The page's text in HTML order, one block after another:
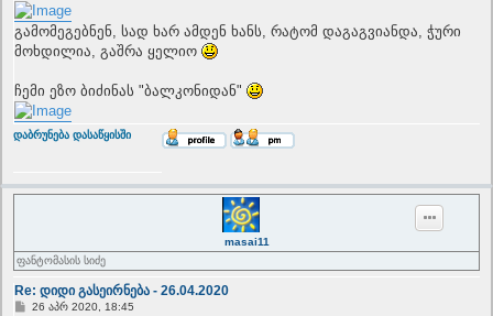
გამომეგებნენ, სად ხარ ამდენ ხანს, რატომ დაგაგვიანდა, ჭური
მოხდილია, გაშრა ყელიო
ჩემი ეზო ბიძინას "ბალკონიდან"
T
დაბრუნება დასაწყისში
masai11
ფანტომასის სიძე
Re: დიდი გასეირნება - 26.04.2020
P26 აპრ 2020, 18:45